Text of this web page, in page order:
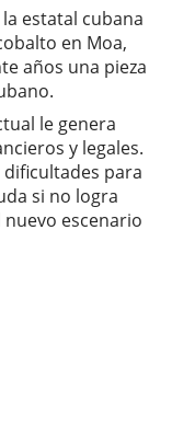
estatal cubana
en Moa,
años una pieza
le genera
y legales.
para
si no logra
escenario